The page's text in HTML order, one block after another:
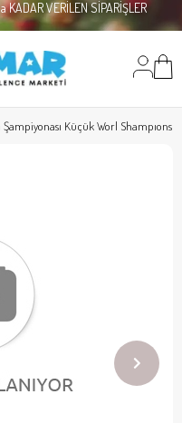
KADAR VERİLEN SİPARİŞLER
Küçük Worl Shampıons L